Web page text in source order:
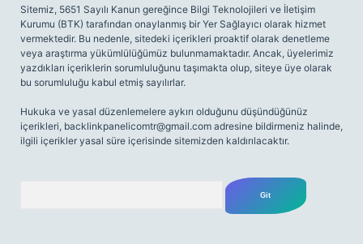
Sitemiz, 5651 Sayılı Kanun gereğince Bilgi Teknolojileri ve İletişim
Kurumu (BTK) tarafından onaylanmış bir Yer Sağlayıcı olarak hizmet
vermektedir. Bu nedenle, sitedeki içerikleri proaktif olarak denetleme
veya araştırma yükümlülüğümüz bulunmamaktadır. Ancak, üyelerimiz
yazdıkları içeriklerin sorumluluğunu taşımakta olup, siteye üye olarak
bu sorumluluğu kabul etmiş sayılırlar.
Hukuka ve yasal düzenlemelere aykırı olduğunu düşündüğünüz
içerikleri, backlinkpanelicomtr@gmail.com adresine bildirmeniz halinde,
ilgili içerikler yasal süre içerisinde sitemizden kaldırılacaktır.